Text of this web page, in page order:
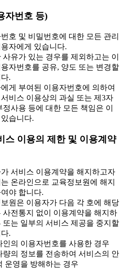
자번호 등)
호 및 비밀번호에 대한 모든 관리
자에게 있습니다.
유가 있는 경우를 제외하고는 이
자번호를 공유, 양도 또는 변경할
.
게 부여된 이용자번호에 의하여
비스 이용상의 과실 또는 제3자
정사용 등에 대한 모든 책임은 이
습니다.
스 이용의 제한 및 이용계약
서비스 이용계약을 해지하고자
온라인으로 교육정보원에 해지
야 합니다.
원은 이용자가 다음 각 호에 해당
사전통지 없이 이용계약을 해지하
또는 일부의 서비스 제공을 중지할
.
인의 이용자번호를 사용한 경우
량의 정보를 전송하여 서비스의 안
운영을 방해하는 경우